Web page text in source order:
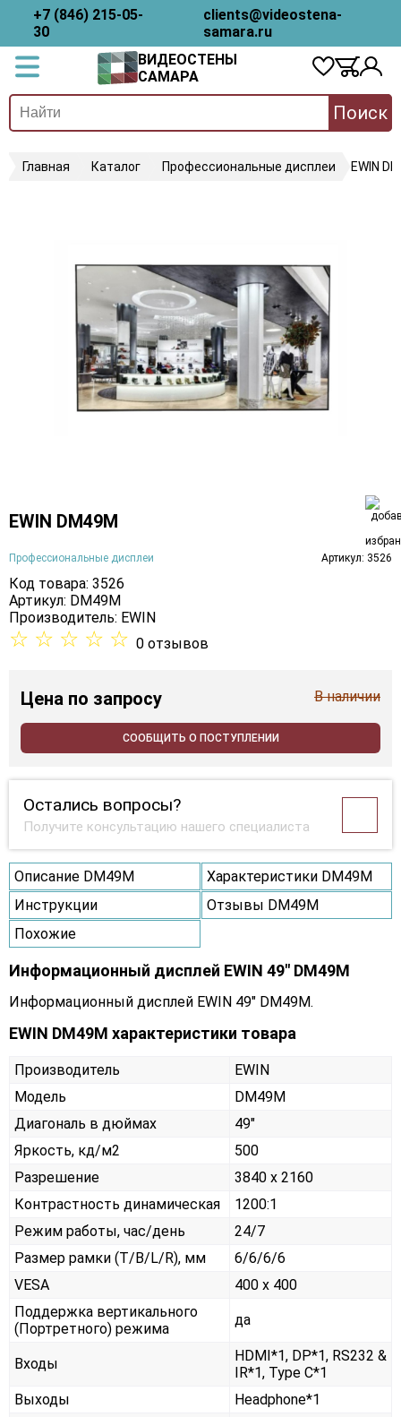
+7 (846) 215-05-
30
clients@videostena-
samara.ru
ВИДЕОСТЕНЫ
САМАРА
Поиск
Главная Каталог Профессиональные дисплеи EWIN
EWIN DM49M
Профессиональные дисплеи Артикул: 3526
Код товара: 3526
Артикул: DM49M
Производитель: EWIN
☆ ☆ ☆ ☆ ☆ 0 отзывов
Цена по запросу В наличии
СООБЩИТЬ О ПОСТУПЛЕНИИ
Остались вопросы?
Получите консультацию нашего специалиста
Описание DM49M
Характеристики DM49M
Инструкции
Отзывы DM49M
Похожие
Информационный дисплей EWIN 49" DM49M
Информационный дисплей EWIN 49" DM49M.
EWIN DM49M характеристики товара
Производитель
EWIN
Модель
DM49M
Диагональ в дюймах
49"
Яркость, кд/м2
500
Разрешение
3840 x 2160
Контрастность динамическая
1200:1
Режим работы, час/день
24/7
Размер рамки (T/B/L/R), мм
6/6/6/6
VESA
400 x 400
Поддержка вертикального
(Портретного) режима
да
Входы
HDMI*1, DP*1, RS232 &
IR*1, Type C*1
Выходы
Headphone*1